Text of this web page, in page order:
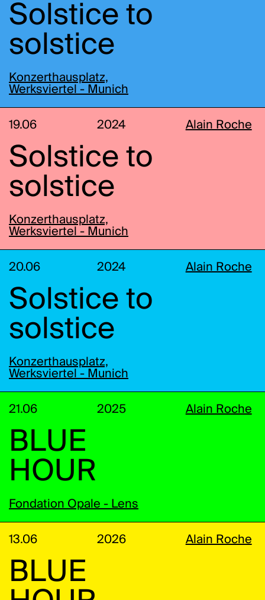
Solstice to
solstice
Konzerthausplatz,
Werksviertel - Munich
19.06 2024 Alain Roche
Solstice to
solstice
Konzerthausplatz,
Werksviertel - Munich
20.06 2024 Alain Roche
Solstice to
solstice
Konzerthausplatz,
Werksviertel - Munich
21.06 2025 Alain Roche
BLUE
HOUR
Fondation Opale - Lens
13.06 2026 Alain Roche
BLUE